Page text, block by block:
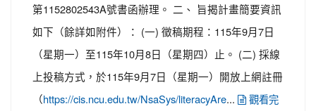
第1152802543A號書函辦理。 二、 旨揭計畫簡要資訊
如下（餘詳如附件）： (一) 徵稿期程：115年9月7日
（星期一）至115年10月8日（星期四）止。 (二) 採線
上投稿方式，於115年9月7日（星期一）開放上網註冊
（https://cis.ncu.edu.tw/NsaSys/literacyAre... 觀看完